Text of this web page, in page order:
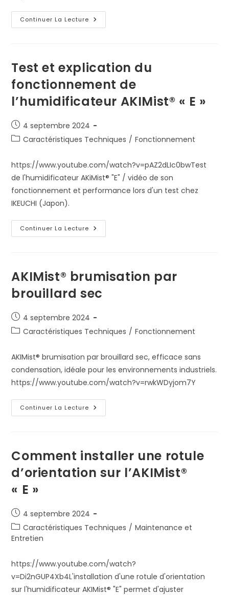
Continuer La Lecture Test
De
Par
Plage
Pression
De
Fonctionnement.
Test et explication du
fonctionnement de
l’humidificateur AKIMist® « E »
Publication
publiée :
4 septembre 2024
PostCaractéristiques Techniques / Fonctionnement
https://www.youtube.com/watch?v=pAZ2dLIc0bwTest
de l'humidificateur AKiMist® "E" / vidéo de son
fonctionnement et performance lors d'un test chez
IKEUCHI (Japon).
Continuer La Lecture Test
Et
L’humidificateur
AKIMist®
AKIMist® brumisation par
brouillard sec
Publication
publiée :
4 septembre 2024
PostCaractéristiques Techniques / Fonctionnement
AKIMist® brumisation par brouillard sec, efficace sans
condensation, idéale pour les environnements industriels.
https://www.youtube.com/watch?v=rwkWDyjom7Y
Continuer La Lecture AKIMist®
Brumisation
Comment installer une rotule
d’orientation sur l’AKIMist®
« E »
Publication
publiée :
4 septembre 2024
Post
category:
Caractéristiques Techniques / Maintenance et
Entretien
https://www.youtube.com/watch?
v=Di2nGUP4Xb4L'installation d'une rotule d'orientation
sur l'humidificateur AKIMist® "E" permet d'ajuster